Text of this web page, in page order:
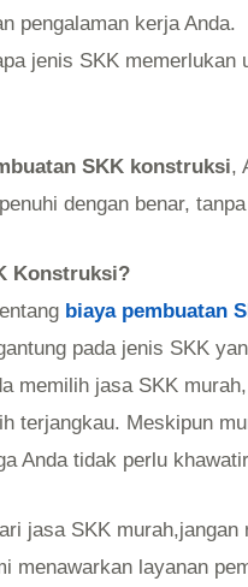
pengalaman kerja Anda.
jenis SKK
SKK konstruksi,
dengan benar,
Konstruksi?
biaya pembuatan
pada jenis SKK
memilih jasa SKK
terjangkau. Meskipun
Anda tidak perlu
jasa SKK
menawarkan layanan